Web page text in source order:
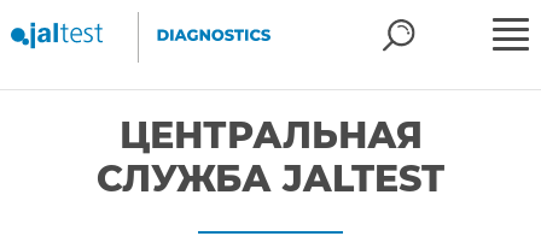
ЦЕНТРАЛЬНАЯ
СЛУЖБА JALTEST